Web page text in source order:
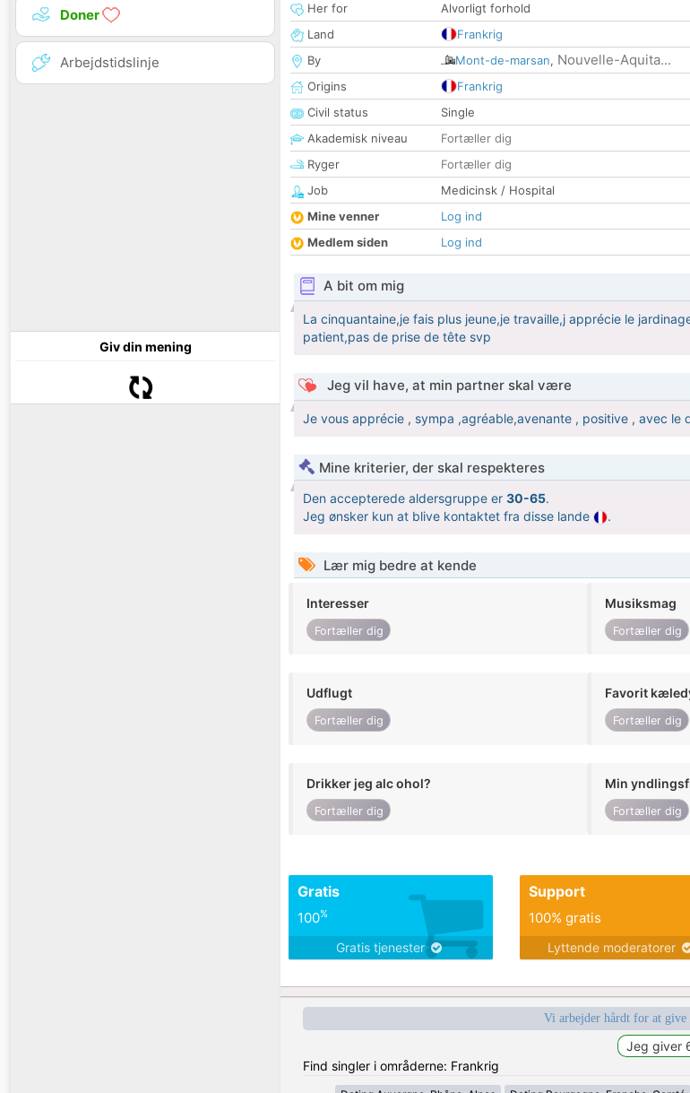
Doner
Arbejdstidslinje
Giv din mening
Her for
Alvorligt forhold
Land
Frankrig
By
Mont-de-marsan, Nouvelle-Aquita...
Origins
Frankrig
Civil status
Single
Akademisk niveau
Fortæller dig
Ryger
Fortæller dig
Job
Medicinsk / Hospital
Mine venner
Log ind
Medlem siden
Log ind
A bit om mig
La cinquantaine,je fais plus jeune,je travaille,j apprécie le
patient,pas de prise de tête svp
Jeg vil have, at min partner skal være
Je vous apprécie , sympa ,agréable,avenante , positive , avec le
Mine kriterier, der skal respekteres
Den accepterede aldersgruppe er 30-65.
Jeg ønsker kun at blive kontaktet fra disse lande
.
Lær mig bedre at kende
Interesser
Fortæller dig
Musiksmag
Fortæller dig
Udflugt
Fortæller dig
Favorit
Fortæller dig
Drikker jeg alc ohol?
Fortæller dig
Min
Fortæller dig
Gratis
100%
Gratis tjenester
Support
100% gratis
Lyttende moderatorer
Vi arbejder hårdt for at give
Find singler i områderne: Frankrig